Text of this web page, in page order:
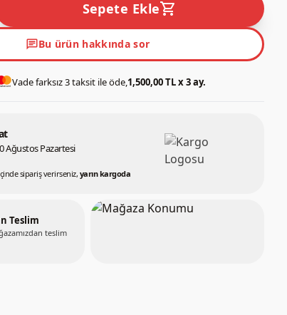
Sepete Ekleshopping_cart
chatBu ürün hakkında sor
Vade farksız 3 taksit ile öde,1,500,00 TL x 3 ay.
Ağustos Pazartesi
sipariş verirseniz,yarın kargoda
Teslim
teslim